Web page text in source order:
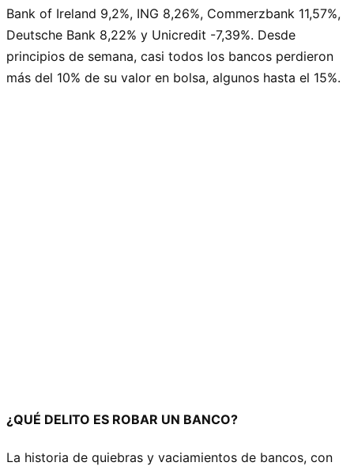
Bank of Ireland 9,2%, ING 8,26%, Commerzbank 11,57%,
Deutsche Bank 8,22% y Unicredit -7,39%. Desde
principios de semana, casi todos los bancos perdieron
más del 10% de su valor en bolsa, algunos hasta el 15%.
¿QUÉ DELITO ES ROBAR UN BANCO?
La historia de quiebras y vaciamientos de bancos, con